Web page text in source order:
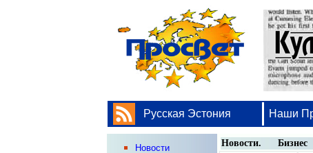
Русская Эстония Наши
Новости
Новости. Бизнес